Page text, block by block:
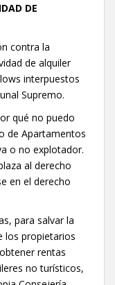
DE
contra la
de alquiler
interpuestos
Supremo.
qué no puedo
de Apartamentos
o no explotador.
al derecho
en el derecho
para salvar la
los propietarios
rentas
no turísticos,